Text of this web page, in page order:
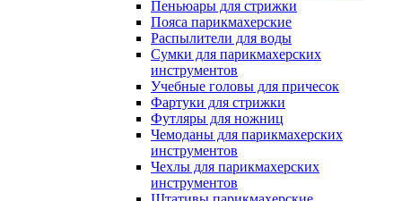
Пеньюары для стрижки
Пояса парикмахерские
Распылители для воды
Сумки для парикмахерских
инструментов
Учебные головы для причесок
Фартуки для стрижки
Футляры для ножниц
Чемоданы для парикмахерских
инструментов
Чехлы для парикмахерских
инструментов